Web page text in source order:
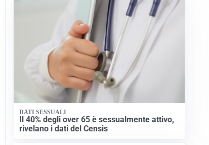
DATI SESSUALI
Il 40% degli over 65 è sessualmente attivo,
rivelano i dati del Censis